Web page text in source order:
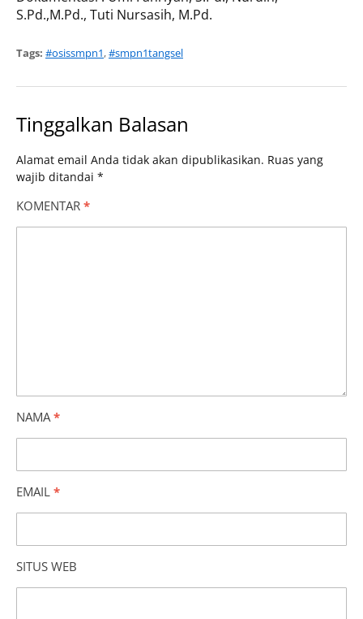
S.Pd.,M.Pd., Tuti Nursasih, M.Pd.
Tags: #osissmpn1,#smpn1tangsel
Tinggalkan Balasan
Alamat email Anda tidak akan dipublikasikan. Ruas yang
wajib ditandai *
KOMENTAR *
NAMA*
EMAIL *
SITUS WEB